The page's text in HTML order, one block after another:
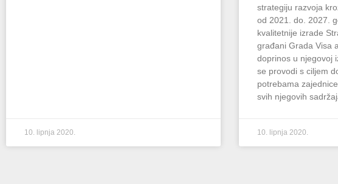
10. lipnja 2020.
strategiju razvoja
od 2021. do. 2027.
kvalitetnije izrade
građani Grada Visa
doprinos u njegovoj
se provodi s ciljem
potrebama
svih njegovih
10. lipnja 2020.